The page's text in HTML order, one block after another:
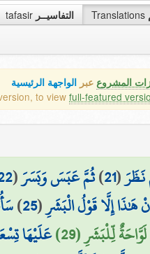
tafasir التفاسيــر Translations
المشروع عبر الواجهة الرئيسية
to view full-featured
(
21
)ثُمَّ عَبَسَ وَبَسَرَ(
هَٰذَا إِلَّا قَوْلُ الْبَشَرِ(
25
)
لَوَّاحَةٌ لِّلْبَشَرِ (29) عَلَيْهَا